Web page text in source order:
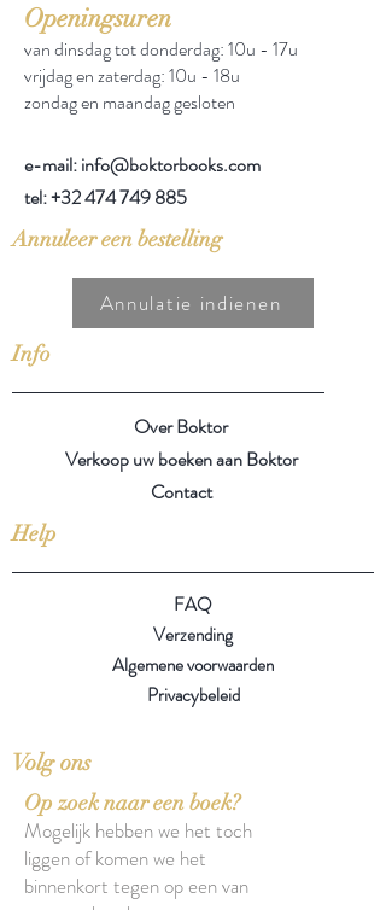
Openingsuren
van dinsdag tot donderdag: 10u - 17u
vrijdag en zaterdag: 10u - 18u
zondag en maandag gesloten
e-mail: info@boktorbooks.com
tel:+32 474 749 885
Annuleer een bestelling
Annulatie indienen
Info
Over Boktor
Verkoop uw boeken aan Boktor
Contact
Help
FAQ
Verzending
Algemene voorwaarden
Privacybeleid
Volg ons
Op zoek naar een boek?
Mogelijk hebben we het toch
liggen of komen we het
binnenkort tegen op een van